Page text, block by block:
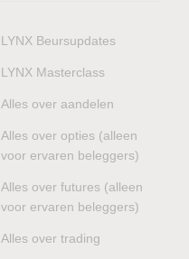
LYNX Beursupdates
LYNX Masterclass
Alles over aandelen
Alles over opties (alleen
voor ervaren beleggers)
Alles over futures (alleen
voor ervaren beleggers)
Alles over trading